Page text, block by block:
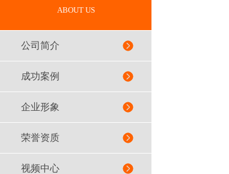
ABOUT US
公司简介
成功案例
企业形象
荣誉资质
视频中心